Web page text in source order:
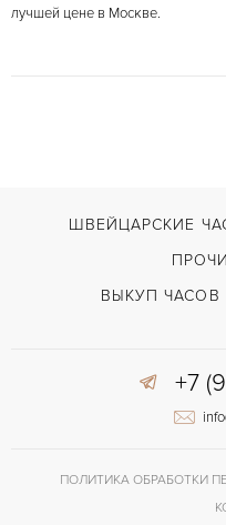
лучшей цене в Москве.
ШВЕЙЦАРСКИЕ
ВЫКУП ЧАСОВ
+7
ПОЛИТИКА ОБРАБОТКИ